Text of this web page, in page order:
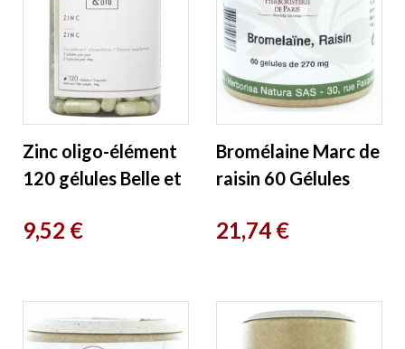
Zinc oligo-élément
120 gélules Belle et
Prix
9,52 €
Bromélaine Marc de
raisin 60 Gélules
Herboristerie de
Prix
21,74 €